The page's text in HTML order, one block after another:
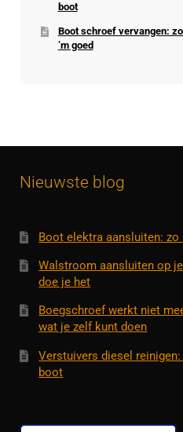
boot
Boot schroef vervangen:
’m goed
Nieuwste blog
Boot elektra aansluiten:
Walstroom aansluiten op
doe je het
Boegschroef werkt niet
wat je zelf kunt doen
Verstuivers diesel
boot